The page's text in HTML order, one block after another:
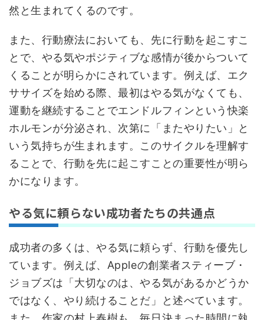
然と生まれてくるのです。
また、行動療法においても、先に行動を起こすこ
とで、やる気やポジティブな感情が後からついて
くることが明らかにされています。例えば、エク
ササイズを始める際、最初はやる気がなくても、
運動を継続することでエンドルフィンという快楽
ホルモンが分泌され、次第に「またやりたい」と
いう気持ちが生まれます。このサイクルを理解す
ることで、行動を先に起こすことの重要性が明ら
かになります。
やる気に頼らない成功者たちの共通点
成功者の多くは、やる気に頼らず、行動を優先し
ています。例えば、Appleの創業者スティーブ・
ジョブズは「大切なのは、やる気があるかどうか
ではなく、やり続けることだ」と述べています。